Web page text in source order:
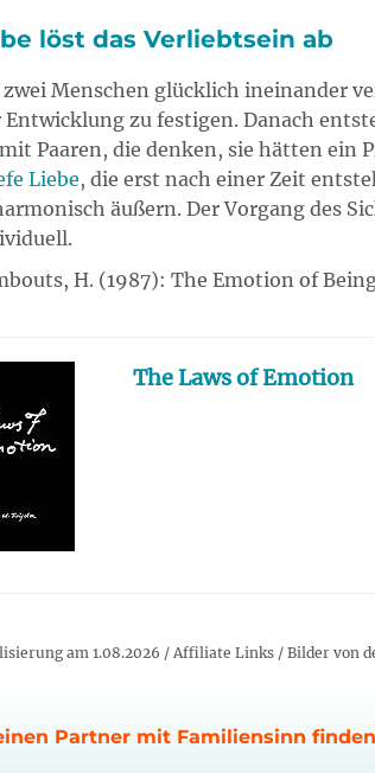
löst das Verliebtsein ab
Menschen glücklich ineinander
Entwicklung zu festigen. Danach
Paaren, die denken, sie hätten ein
Liebe, die erst nach einer Zeit
äußern. Der Vorgang des
H. (1987): The Emotion of
The Laws of Emotion
am 1.08.2026 / Affiliate Links / Bilder von
Partner mit Familiensinn